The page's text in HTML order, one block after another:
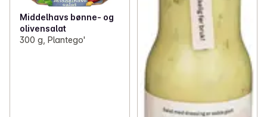
Middelhavs bønne- og
olivensalat
300 g, Plantego'